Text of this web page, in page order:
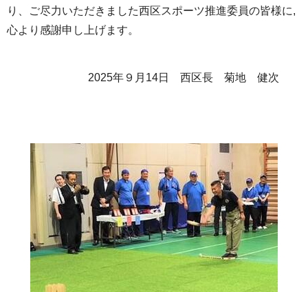
り、ご尽力いただきました西区スポーツ推進委員の皆様に,
心より感謝申し上げます。
2025年９月14日 西区長 菊地 健次